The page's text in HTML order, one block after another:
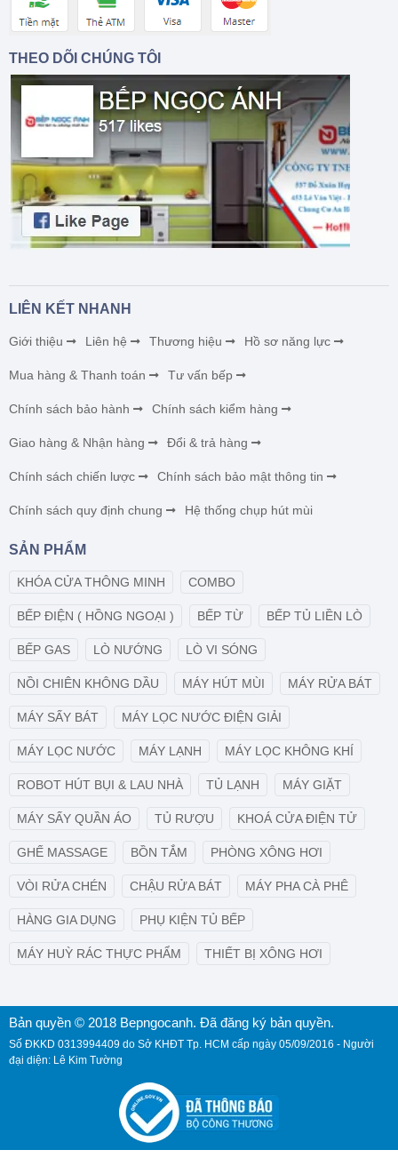
THEO DÕI CHÚNG TÔI
LIÊN KẾT NHANH
Giới thiệu Liên hệ Thương hiệu Hồ sơ năng lực
Mua hàng & Thanh toán Tư vấn bếp
Chính sách bảo hành Chính sách kiểm hàng
Giao hàng & Nhận hàng Đổi & trả hàng
Chính sách chiến lược Chính sách bảo mật thông tin
Chính sách quy định chung Hệ thống chụp hút mùi
SẢN PHẨM
KHÓA CỬA THÔNG MINH COMBO
BẾP ĐIỆN ( HỒNG NGOẠI ) BẾP TỪ BẾP TỦ LIỀN LÒ
BẾP GAS LÒ NƯỚNG LÒ VI SÓNG
NỒI CHIÊN KHÔNG DẦU MÁY HÚT MÙI MÁY RỬA BÁT
MÁY SẤY BÁT MÁY LỌC NƯỚC ĐIỆN GIẢI
MÁY LỌC NƯỚC MÁY LẠNH MÁY LỌC KHÔNG KHÍ
ROBOT HÚT BỤI & LAU NHÀ TỦ LẠNH MÁY GIẶT
MÁY SẤY QUẦN ÁO TỦ RƯỢU KHOÁ CỬA ĐIỆN TỬ
GHẾ MASSAGE BỒN TẮM PHÒNG XÔNG HƠI
VÒI RỬA CHÉN CHẬU RỬA BÁT MÁY PHA CÀ PHÊ
HÀNG GIA DỤNG PHỤ KIỆN TỦ BẾP
MÁY HUỲ RÁC THỰC PHẨM THIẾT BỊ XÔNG HƠI
Bản quyền © 2018 Bepngocanh. Đã đăng ký bản quyền.
Số ĐKKD 0313994409 do Sở KHĐT Tp. HCM cấp ngày 05/09/2016 - Người
đại diện: Lê Kim Tường